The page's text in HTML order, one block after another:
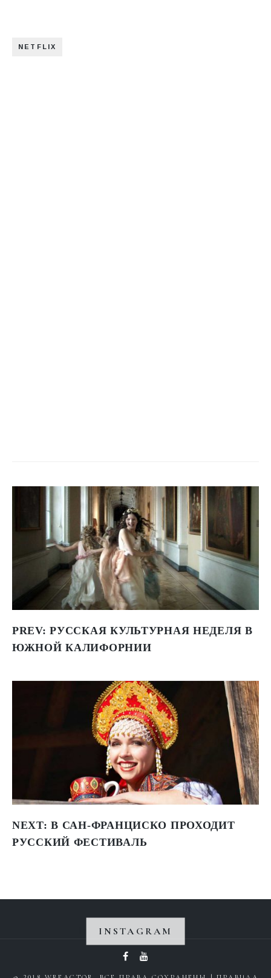
NETFLIX
PREV: РУССКАЯ КУЛЬТУРНАЯ НЕДЕЛЯ В
ЮЖНОЙ КАЛИФОРНИИ
NEXT: В САН-ФРАНЦИСКО ПРОХОДИТ
РУССКИЙ ФЕСТИВАЛЬ
INSTAGRAM
Instagram не вернул 200.